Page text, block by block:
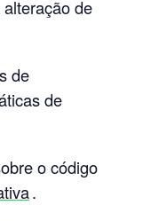
de
de
de
o código
.